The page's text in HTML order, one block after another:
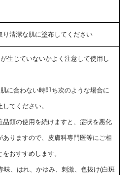
り清潔な肌に塗布してください
生じていないかよく注意して使用し
に合わない時即ち次のような場合に
てください。
品類の使用を続けますと、症状を悪化
ありますので、皮膚科専門医等にご相
おすすめします。
味、はれ、かゆみ、刺激、色抜け(白斑